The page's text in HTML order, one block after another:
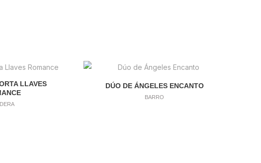
LLAVES
DÚO DE ÁNGELES ENCANTO
BARRO